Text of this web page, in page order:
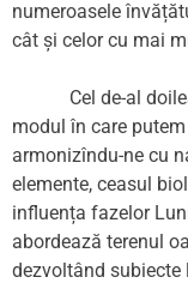
numeroasele
cât și celor cu mai
Cel de-al doilea
modul în care
armonizîndu-ne cu
elemente, ceasul
influența fazelor
abordează terenul
dezvoltând subiecte